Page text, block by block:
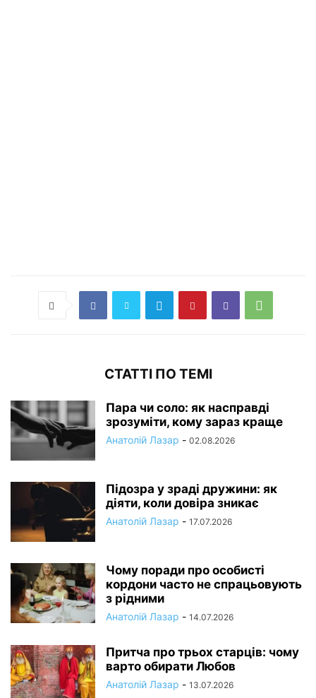
СТАТТІ ПО ТЕМІ
Пара чи соло: як насправді
зрозуміти, кому зараз краще
Анатолій Лазар - 02.08.2026
Підозра у зраді дружини: як
діяти, коли довіра зникає
Анатолій Лазар - 17.07.2026
Чому поради про особисті
кордони часто не спрацьовують
з рідними
Анатолій Лазар - 14.07.2026
Притча про трьох старців: чому
варто обирати Любов
Анатолій Лазар - 13.07.2026